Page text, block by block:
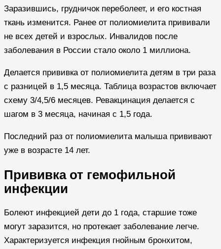
Заразившись, грудничок переболеет, и его костная
ткань изменится. Ранее от полиомиелита прививали
не всех детей и взрослых. Инвалидов после
заболевания в России стало около 1 миллиона.
Делается прививка от полиомиелита детям в три раза
с разницей в 1,5 месяца. Таблица возрастов включает
схему 3/4,5/6 месяцев. Ревакцинация делается с
шагом в 3 месяца, начиная с 1,5 года.
Последний раз от полиомиелита малыша прививают
уже в возрасте 14 лет.
Прививка от гемофильной
инфекции
Болеют инфекцией дети до 1 года, старшие тоже
могут заразится, но протекает заболевание легче.
Характеризуется инфекция гнойным бронхитом,